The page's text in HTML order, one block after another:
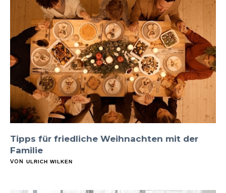
Tipps für friedliche Weihnachten mit der
Familie
VON ULRICH WILKEN